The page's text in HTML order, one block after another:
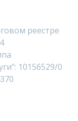
реестре
10156529/0